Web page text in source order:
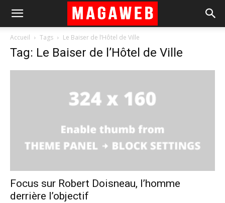
Accueil Tags Le Baiser de l’Hôtel de Ville
Tag: Le Baiser de l’Hôtel de Ville
Focus sur Robert Doisneau, l’homme
derrière l’objectif